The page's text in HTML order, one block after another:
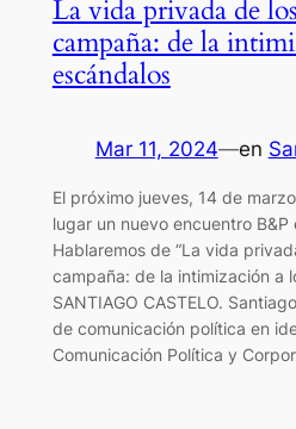
La vida privada de
campaña: de la
escándalos
Mar 11, 2024—en
El próximo jueves, 14 de
lugar un nuevo encuentro B&P
Hablaremos de “La vida
campaña: de la intimización a
SANTIAGO CASTELO.
de comunicación política en
Comunicación Política y